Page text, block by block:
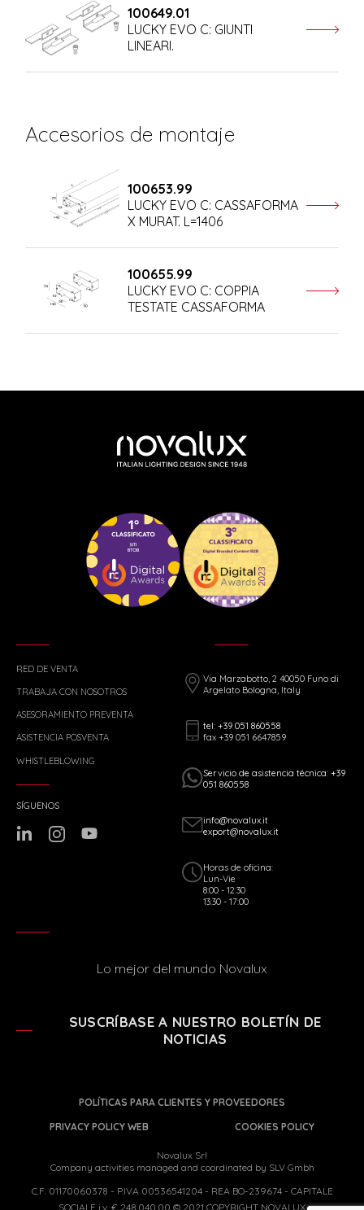
100649.01
LUCKY EVO C: GIUNTI
LINEARI.
Accesorios de montaje
100653.99
LUCKY EVO C: CASSAFORMA
X MURAT. L=1406
100655.99
LUCKY EVO C: COPPIA
TESTATE CASSAFORMA
RED DE VENTA
TRABAJA CON NOSOTROS
ASESORAMIENTO PREVENTA
ASISTENCIA POSVENTA
WHISTLEBLOWING
Via Marzabotto, 2 40050 Funo di
Argelato Bologna, Italy
tel: +39 051 860558
fax +39 051 6647859
Servicio de asistencia técnica: +39
051 860558
info@novalux.it
export@novalux.it
Horas de oficina:
Lun-Vie
8:00 - 12:30
13:30 - 17:00
SÍGUENOS
Lo mejor del mundo Novalux
SUSCRÍBASE A NUESTRO BOLETÍN DE
NOTICIAS
POLÍTICAS PARA CLIENTES Y PROVEEDORES
PRIVACY POLICY WEB
COOKIES POLICY
Novalux Srl
Company activities managed and coordinated by SLV Gmbh
C.F. 01170060378 - P.IVA 00536541204 - REA BO-239674 - CAPITALE
SOCIALE i.v. € 248.040,00 © 2021 COPYRIGHT NOVALUX